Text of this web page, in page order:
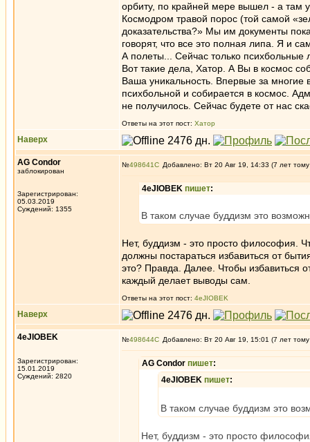
орбиту, по крайней мере вышел - а там
Космодром травой порос (той самой
доказательства?» Мы им документы
говорят, что все это полная липа. Я и
А полеты... Сейчас только психбольные
Вот такие дела, Хатор. А Вы в космос
Ваша уникальность. Впервые за многие
психбольной и собирается в космос.
не получилось. Сейчас будете от нас
Ответы на этот пост: Хатор
Наверх
AG Condor
заблокирован
Зарегистрирован:
05.03.2019
Суждений: 1355
№498641 Добавлено: Вт 20 Авг 19, 14:33 (7 лет
4eJIOBEK пишет:
В таком случае буддизм это
Нет, буддизм - это просто философия.
должны постараться избавиться от
это? Правда. Далее. Чтобы избавиться
каждый делает выводы сам.
Ответы на этот пост: 4eJIOBEK
Наверх
4eJIOBEK
Зарегистрирован:
15.01.2019
Суждений: 2820
№498644 Добавлено: Вт 20 Авг 19, 15:01 (7 лет
AG Condor пишет:
4eJIOBEK пишет:
В таком случае буддизм это
Нет, буддизм - это просто